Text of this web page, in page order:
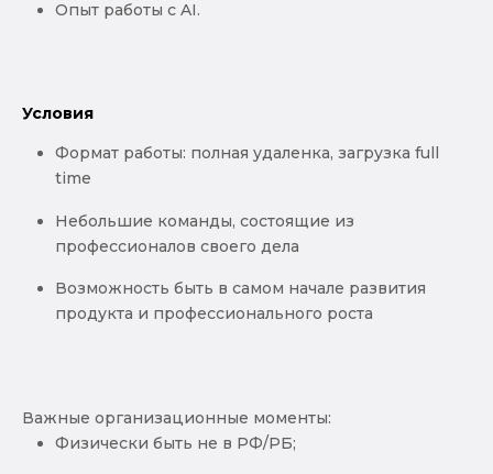
Опыт работы c AI.
Условия
Формат работы: полная удаленка, загрузка full
time
Небольшие команды, состоящие из
профессионалов своего дела
Возможность быть в самом начале развития
продукта и профессионального роста
Важные организационные моменты:
Физически быть не в РФ/РБ;